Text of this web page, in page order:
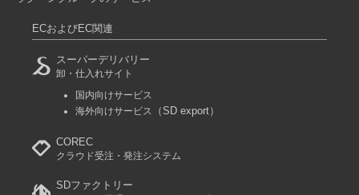
ECおよびEC関連
スーパーデリバリー
卸・仕入れサイト
国内向けサービス
海外向けサービス
（SD export）
COREC
クラウド受注・発注システム
SDファクトリー